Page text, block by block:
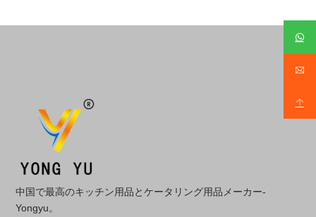
中国で最高のキッチン用品とケータリング用品メーカー-
Yongyu。